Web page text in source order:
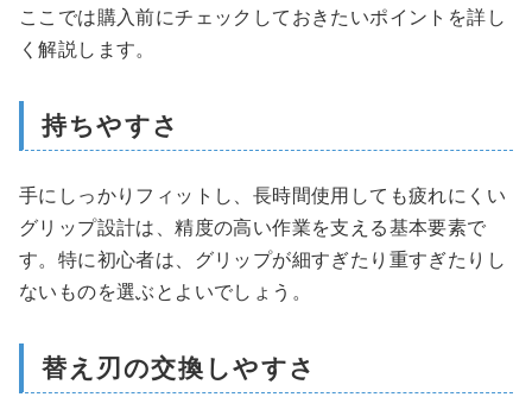
ここでは購入前にチェックしておきたいポイントを詳し
く解説します。
持ちやすさ
手にしっかりフィットし、長時間使用しても疲れにくい
グリップ設計は、精度の高い作業を支える基本要素で
す。特に初心者は、グリップが細すぎたり重すぎたりし
ないものを選ぶとよいでしょう。
替え刃の交換しやすさ